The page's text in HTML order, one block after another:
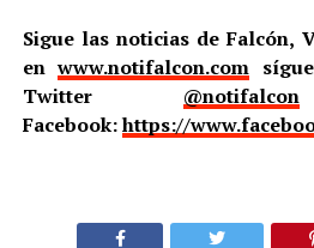
Sigue las noticias de Falcón,
enwww.notifalcon.com
Twitter @notifalcon
Facebook:https://